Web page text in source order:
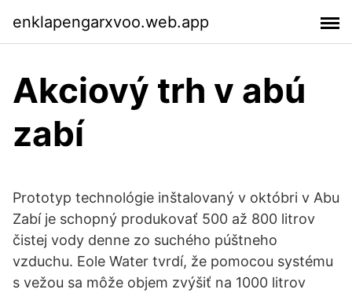
enklapengarxvoo.web.app
Akciový trh v abú
zabí
Prototyp technológie inštalovaný v októbri v Abu
Zabí je schopný produkovať 500 až 800 litrov
čistej vody denne zo suchého púštneho
vzduchu. Eole Water tvrdí, že pomocou systému
s vežou sa môže objem zvýšiť na 1000 litrov